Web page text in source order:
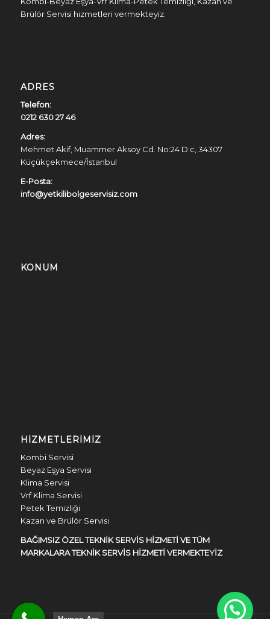
Brülör Servisi hizmetleri vermekteyiz.
ADRES
Telefon:
0212 630 27 46
Adres:
Mehmet Akif, Muammer Aksoy Cd. No:24 D:c, 34307
Küçükçekmece/İstanbul
E-Posta:
info@yetkilibolgeservisiz.com
KONUM
HIZMETLERIMIZ
Kombi Servisi
Beyaz Eşya Servisi
Klima Servisi
Vrf Klima Servisi
Petek Temizliği
Kazan ve Brülör Servisi
BAĞIMSIZ ÖZEL TEKNİK SERVİS HİZMETİ VE TÜM
MARKALARA TEKNİK SERVİS HİZMETİ VERMEKTEYİZ